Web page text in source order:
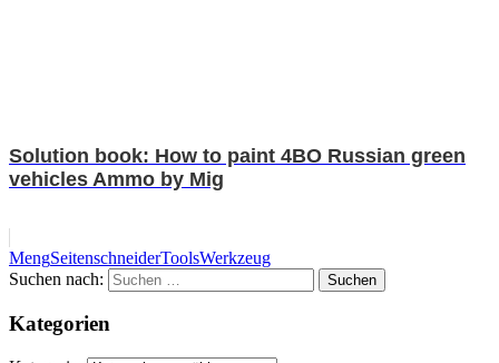
Solution book: How to paint 4BO Russian green
vehicles Ammo by Mig
MengSeitenschneiderToolsWerkzeug
Suchen nach:
Suchen
Kategorien